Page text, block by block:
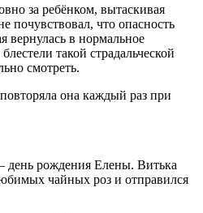
за ребёнком, вытаскивая
почувствовал, что опасность
вернулась в нормальное
такой страдальческой
смотреть.
она каждый раз при
рождения Елены. Витька
чайных роз и отправился